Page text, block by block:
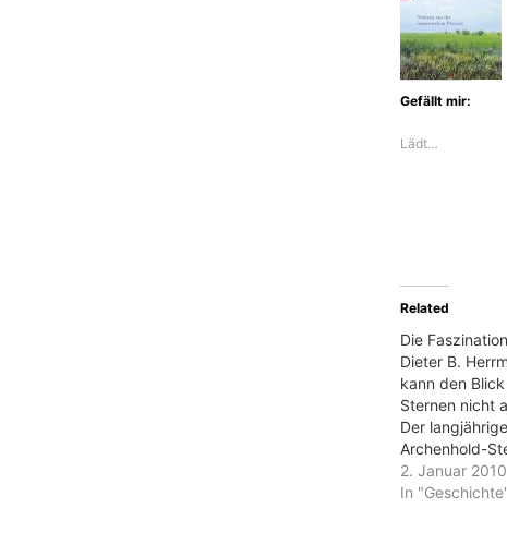
Gefällt mir:
Lädt…
Related
Die
Dieter B.
kann den
Sternen nicht
Der
Archenhold-
Berlin und
2. Januar 2010
In